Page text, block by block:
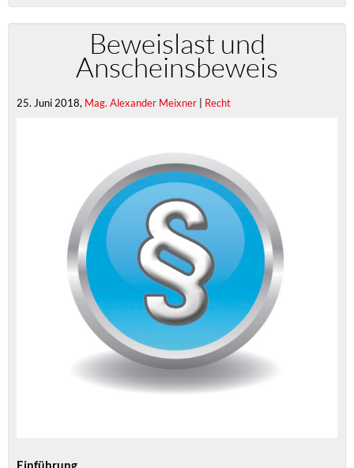
Beweislast und
Anscheinsbeweis
25. Juni 2018, Mag. Alexander Meixner | Recht
Einführung